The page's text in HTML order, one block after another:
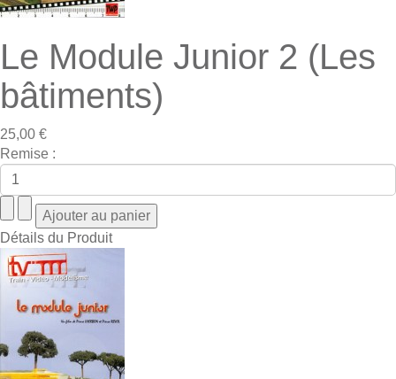
Le Module Junior 2 (Les
bâtiments)
25,00 €
Remise :
Détails du Produit